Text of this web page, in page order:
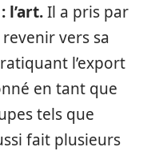
l’art.Il a pris par
vers sa
l’export
en tant que
tels que
fait plusieurs